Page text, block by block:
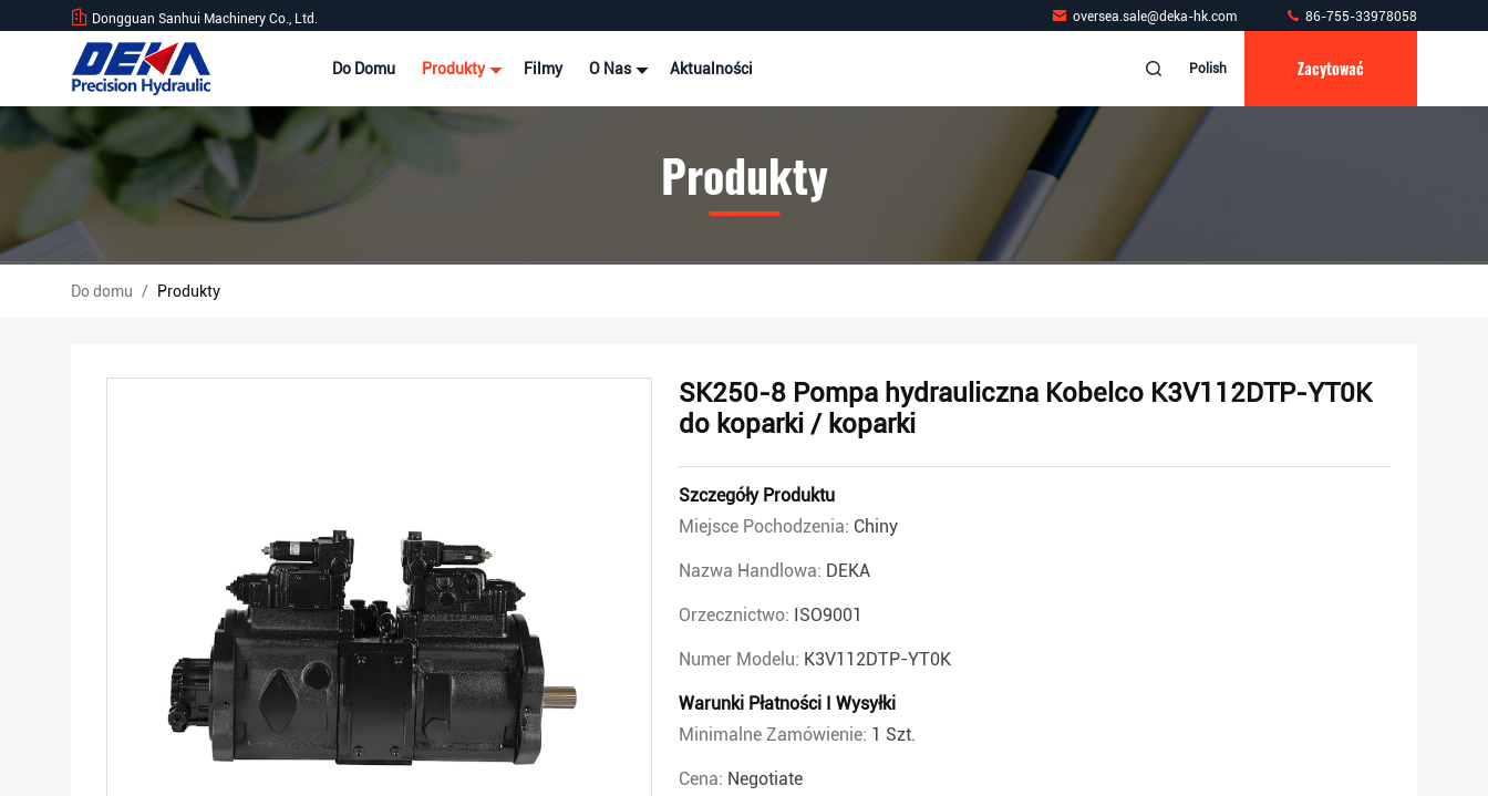
Dongguan Sanhui Machinery Co., Ltd. oversea.sale@deka-hk.com 86-755-33978058
Do Domu Produkty Filmy O Nas Aktualności Polish Zacytować
Produkty
Do domu / Produkty
SK250-8 Pompa hydrauliczna Kobelco K3V112DTP-YT0K
do koparki / koparki
Szczegóły Produktu
Miejsce Pochodzenia: Chiny
Nazwa Handlowa: DEKA
Orzecznictwo: ISO9001
Numer Modelu: K3V112DTP-YT0K
Warunki Płatności I Wysyłki
Minimalne Zamówienie: 1 Szt.
Cena: Negotiate